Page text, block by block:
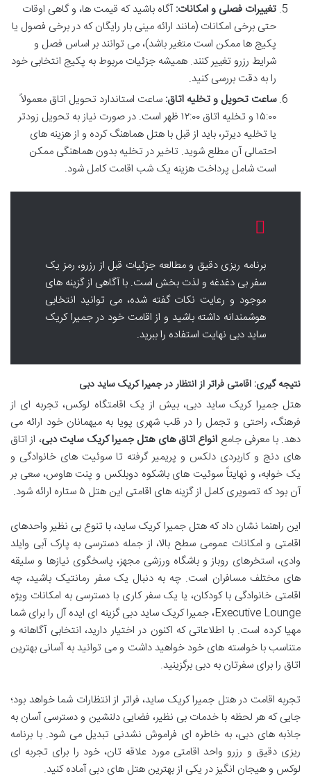
تغییرات فصلی و امکانات:آگاه باشید که قیمت ها، و گاهی اوقات
حتی برخی امکانات (مانند ارائه مینی بار رایگان که در برخی فصول یا
پکیج ها ممکن است متغیر باشد)، می توانند بر اساس فصل و
شرایط رزرو تغییر کنند. همیشه جزئیات مربوط به پکیج انتخابی خود
را به دقت بررسی کنید.
ساعت تحویل و تخلیه اتاق: ساعت استاندارد تحویل اتاق معمولاً
۱۵:۰۰ و تخلیه اتاق ۱۲:۰۰ ظهر است. در صورت نیاز به تحویل زودتر
یا تخلیه دیرتر، باید از قبل با هتل هماهنگ کرده و از هزینه های
احتمالی آن مطلع شوید. تاخیر در تخلیه بدون هماهنگی ممکن
است شامل پرداخت هزینه یک شب اقامت کامل شود.
برنامه ریزی دقیق و مطالعه جزئیات قبل از رزرو، رمز یک
سفر بی دغدغه و لذت بخش است. با آگاهی از گزینه های
موجود و رعایت نکات گفته شده، می توانید انتخابی
هوشمندانه داشته باشید و از اقامت خود در جمیرا کریک
ساید دبی نهایت استفاده را ببرید.
نتیجه گیری: اقامتی فراتر از انتظار در جمیرا کریک ساید دبی
هتل جمیرا کریک ساید دبی، بیش از یک اقامتگاه لوکس، تجربه ای از
فرهنگ، راحتی و تجمل را در قلب شهری پویا به میهمانان خود ارائه می
دهد. با معرفی جامع انواع اتاق های هتل جمیرا کریک سایت دبی، از اتاق
های دنج و کاربردی دلکس و پریمیر گرفته تا سوئیت های خانوادگی و
یک خوابه، و نهایتاً سوئیت های باشکوه دوبلکس و پنت هاوس، سعی بر
آن بود که تصویری کامل از گزینه های اقامتی این هتل ۵ ستاره ارائه شود.
این راهنما نشان داد که هتل جمیرا کریک ساید، با تنوع بی نظیر واحدهای
اقامتی و امکانات عمومی سطح بالا، از جمله دسترسی به پارک آبی وایلد
وادی، استخرهای روباز و باشگاه ورزشی مجهز، پاسخگوی نیازها و سلیقه
های مختلف مسافران است. چه به دنبال یک سفر رمانتیک باشید، چه
اقامتی خانوادگی با کودکان، یا یک سفر کاری با دسترسی به امکانات ویژه
Executive Lounge، جمیرا کریک ساید دبی گزینه ای ایده آل را برای شما
مهیا کرده است. با اطلاعاتی که اکنون در اختیار دارید، انتخابی آگاهانه و
متناسب با خواسته های خود خواهید داشت و می توانید به آسانی بهترین
اتاق را برای سفرتان به دبی برگزینید.
تجربه اقامت در هتل جمیرا کریک ساید، فراتر از انتظارات شما خواهد بود؛
جایی که هر لحظه با خدمات بی نظیر، فضایی دلنشین و دسترسی آسان به
جاذبه های دبی، به خاطره ای فراموش نشدنی تبدیل می شود. با برنامه
ریزی دقیق و رزرو واحد اقامتی مورد علاقه تان، خود را برای تجربه ای
لوکس و هیجان انگیز در یکی از بهترین هتل های دبی آماده کنید.